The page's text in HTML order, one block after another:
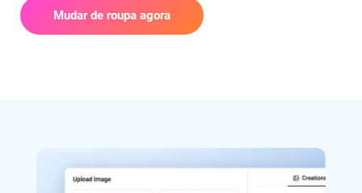
Mudar de roupa agora